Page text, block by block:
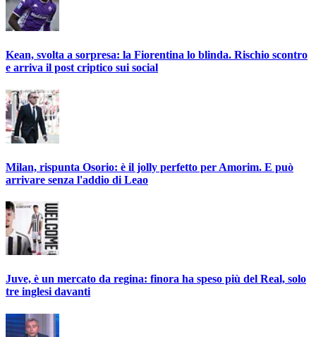
Kean, svolta a sorpresa: la Fiorentina lo blinda. Rischio scontro
e arriva il post criptico sui social
Milan, rispunta Osorio: è il jolly perfetto per Amorim. E può
arrivare senza l'addio di Leao
Juve, è un mercato da regina: finora ha speso più del Real, solo
tre inglesi davanti